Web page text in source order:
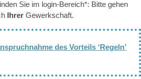
Sie im login-Bereich*: Bitte gehen
Ihrer Gewerkschaft.
des Vorteils ‘Regeln’